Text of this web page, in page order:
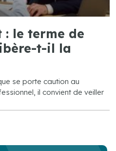
: le terme de
t-il la
se porte caution au
il convient de veiller